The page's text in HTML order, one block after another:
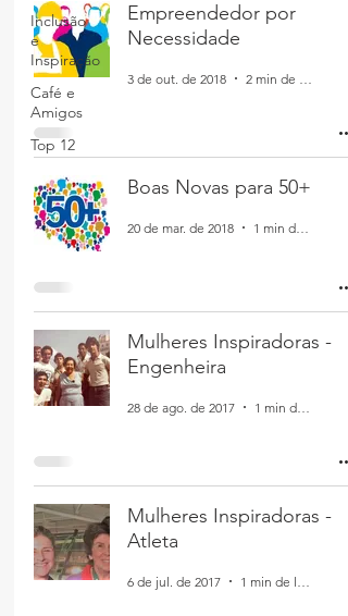
Inclusão
e
Inspiração
Café e
Amigos
Top 12
Empreendedor por
Necessidade
3 de out. de 2018
Boas Novas para 50+
20 de mar. de 2018
Mulheres Inspiradoras -
Engenheira
28 de ago. de 2017
Mulheres Inspiradoras -
Atleta
6 de jul. de 2017